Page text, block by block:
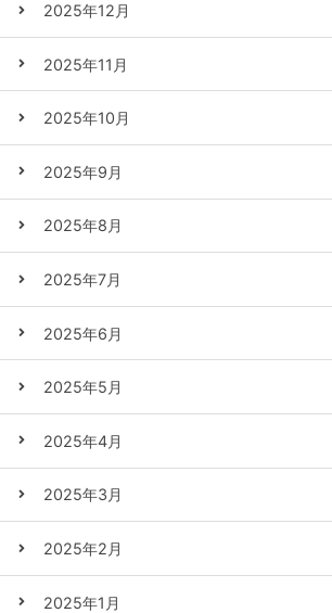
2025年12月
2025年11月
2025年10月
2025年9月
2025年8月
2025年7月
2025年6月
2025年5月
2025年4月
2025年3月
2025年2月
2025年1月